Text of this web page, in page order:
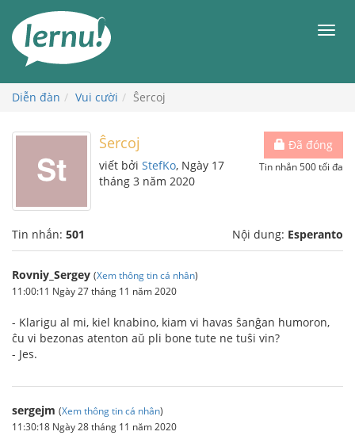
đến
phần
dung
Diễn đàn Vui cười Ŝercoj
Đã đóng
Tin nhắn 500 tối đa
Ŝercoj
viết bởi StefKo, Ngày 17
tháng 3 năm 2020
Tin nhắn: 501 Nội dung: Esperanto
Rovniy_Sergey (Xem thông tin cá nhân)
11:00:11 Ngày 27 tháng 11 năm 2020
- Klarigu al mi, kiel knabino, kiam vi havas ŝanĝan humoron,
ĉu vi bezonas atenton aŭ pli bone tute ne tuŝi vin?
- Jes.
sergejm (Xem thông tin cá nhân)
11:30:18 Ngày 28 tháng 11 năm 2020